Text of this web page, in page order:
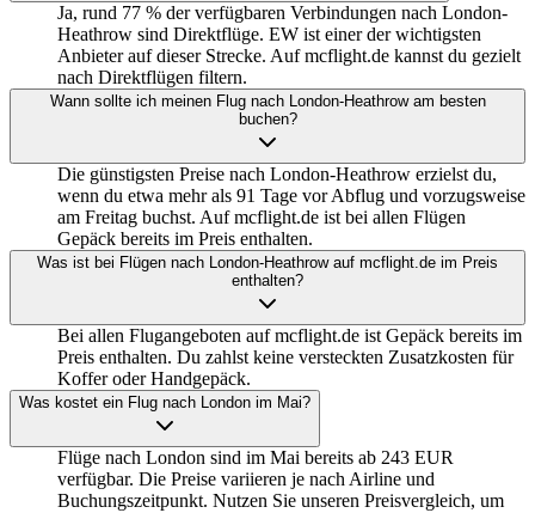
Ja, rund 77 % der verfügbaren Verbindungen nach London-
Heathrow sind Direktflüge. EW ist einer der wichtigsten
Anbieter auf dieser Strecke. Auf mcflight.de kannst du gezielt
nach Direktflügen filtern.
Wann sollte ich meinen Flug nach London-Heathrow am besten
buchen?
Die günstigsten Preise nach London-Heathrow erzielst du,
wenn du etwa mehr als 91 Tage vor Abflug und vorzugsweise
am Freitag buchst. Auf mcflight.de ist bei allen Flügen
Gepäck bereits im Preis enthalten.
Was ist bei Flügen nach London-Heathrow auf mcflight.de im Preis
enthalten?
Bei allen Flugangeboten auf mcflight.de ist Gepäck bereits im
Preis enthalten. Du zahlst keine versteckten Zusatzkosten für
Koffer oder Handgepäck.
Was kostet ein Flug nach London im Mai?
Flüge nach London sind im Mai bereits ab 243 EUR
verfügbar. Die Preise variieren je nach Airline und
Buchungszeitpunkt. Nutzen Sie unseren Preisvergleich, um